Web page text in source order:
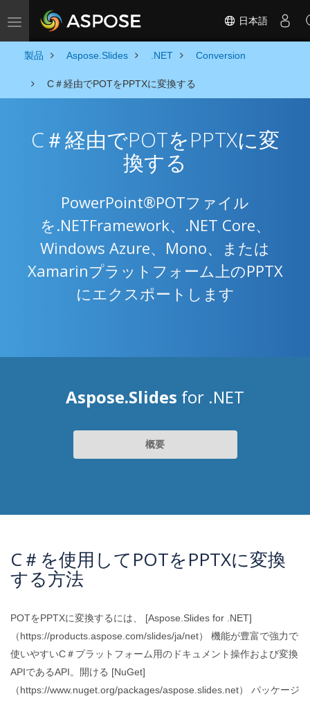
Toggle navigation 日本語
製品 Aspose.Slides .NET Conversion
C＃経由でPOTをPPTXに変換する
C＃経由でPOTをPPTXに変
換する
PowerPoint®POTファイル
を.NETFramework、.NET Core、
Windows Azure、Mono、または
Xamarinプラットフォーム上のPPTX
にエクスポートします
Aspose.Slides for .NET
概要
C＃を使用してPOTをPPTXに変換
する方法
POTをPPTXに変換するには、 [Aspose.Slides for .NET]
（https://products.aspose.com/slides/ja/net） 機能が豊富で強力で
使いやすいC＃プラットフォーム用のドキュメント操作および変換
APIであるAPI。開ける [NuGet]
（https://www.nuget.org/packages/aspose.slides.net） パッケージ